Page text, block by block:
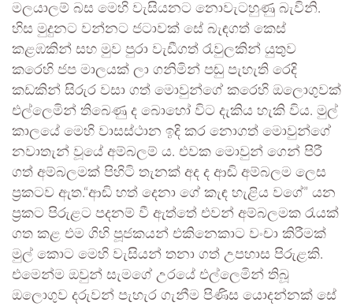
මලයාලම් බස මෙහි වැසියනට නොවැටහුණු බැවිනි.
හිස මුදුනට වන්නට ජටාවක් සේ බැඳගත් කෙස්
කළඹකින් සහ මුව පුරා වැඩීගත් රැවුලකින් යුතුව
කරෙහි ජප මාලයක් ලා ගනිමින් පඬු පැහැති රෙදි
කඩකින් සිරුර වසා ගත් මොවුන්ගේ කරෙහි ඔලොගුවක්
එල්ලෙමින් තිබෙණු ද බොහෝ විට දැකිය හැකි විය. මුල්
කාලයේ මෙහි වාසස්ථාන ඉදි කර නොගත් මොවුන්ගේ
නවාතැන් වූයේ අම්බලම් ය. එවක මොවුන් ගෙන් පිරී
ගත් අම්බලමක් පිහිටි තැනක් අද ද ආඬි අම්බලම ලෙස
ප්‍රකටව ඇත.“ආඬි හත් දෙනා ගේ කැඳ හැළිය වගේ” යන
ප්‍රකට පිරුළට පදනම් වී ඇත්තේ එවන් අම්බලමක රැයක්
ගත කළ එම ගිහි පූජකයන් එකිනෙකාට වංචා කිරීමක්
මුල් කොට මෙහි වැසියන් තනා ගත් උපහාස පිරුළකි.
එමෙන්ම ඔවුන් සැමගේ උරයේ එල්ලෙමින් තිබූ
ඔලොගුව දරුවන් පැහැර ගැනීම පිණිස යොදන්නක් සේ